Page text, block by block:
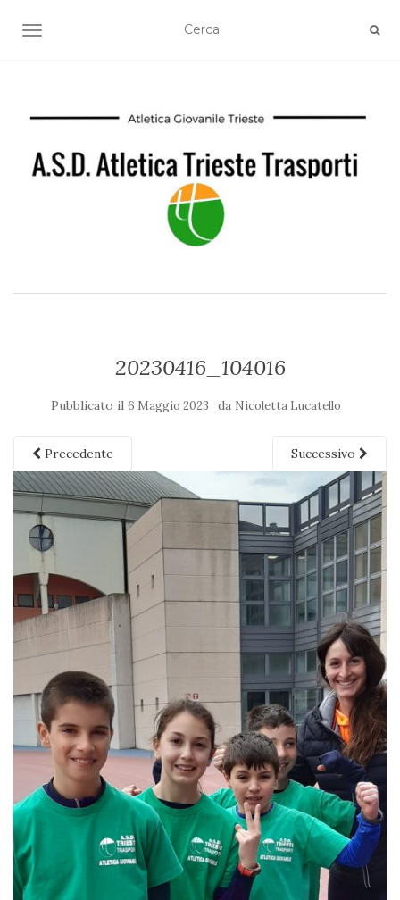
TOGGLE NAVIGATION
20230416_104016
Pubblicato il 6 Maggio 2023 da Nicoletta Lucatello
Precedente Successivo